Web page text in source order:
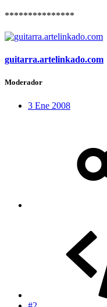
***************
guitarra.artelinkado.com
Moderador
3 Ene 2008